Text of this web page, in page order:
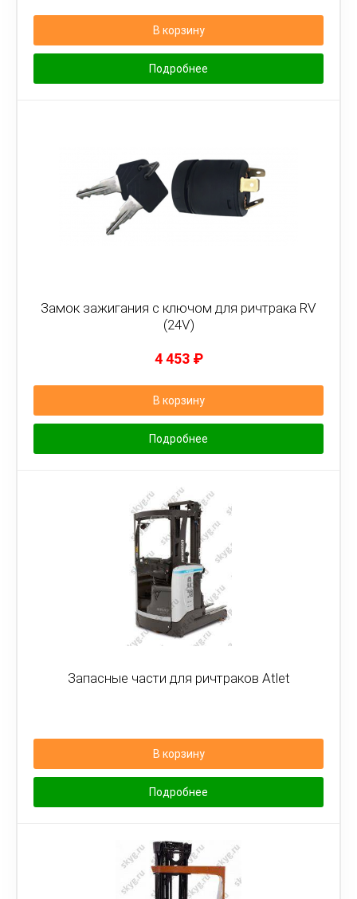
В корзину
Подробнее
Замок зажигания с ключом для ричтрака RV
(24V)
4 453 ₽
В корзину
Подробнее
Запасные части для ричтраков Atlet
В корзину
Подробнее